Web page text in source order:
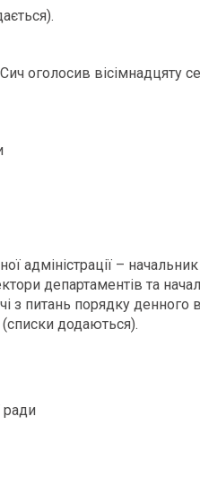
оголосив вісімнадцяту
адміністрації –
департаментів та
з питань порядку денного
додаються).
ради